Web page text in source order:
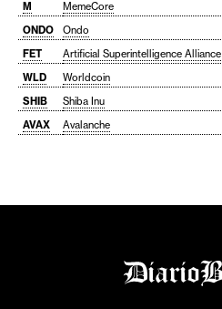
M
MemeCore
ONDO
Ondo
FET
Artificial Superintelligence Alliance
WLD
Worldcoin
SHIB
Shiba Inu
AVAX
Avalanche